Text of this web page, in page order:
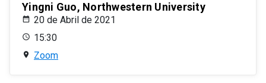
Yingni Guo, Northwestern University
20 de Abril de 2021
15:30
Zoom